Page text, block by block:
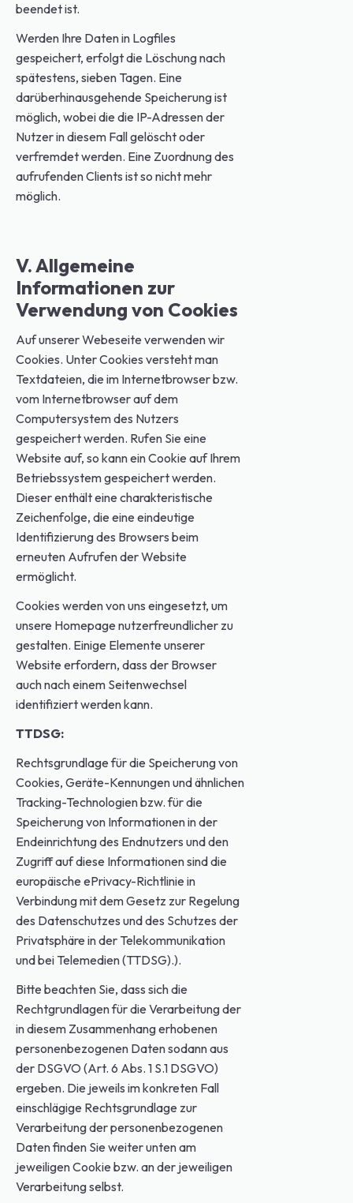
beendet ist.
Werden Ihre Daten in Logfiles
gespeichert, erfolgt die Löschung nach
spätestens, sieben Tagen. Eine
darüberhinausgehende Speicherung ist
möglich, wobei die die IP-Adressen der
Nutzer in diesem Fall gelöscht oder
verfremdet werden. Eine Zuordnung des
aufrufenden Clients ist so nicht mehr
möglich.
V. Allgemeine
Informationen zur
Verwendung von Cookies
Auf unserer Webeseite verwenden wir
Cookies. Unter Cookies versteht man
Textdateien, die im Internetbrowser bzw.
vom Internetbrowser auf dem
Computersystem des Nutzers
gespeichert werden. Rufen Sie eine
Website auf, so kann ein Cookie auf Ihrem
Betriebssystem gespeichert werden.
Dieser enthält eine charakteristische
Zeichenfolge, die eine eindeutige
Identifizierung des Browsers beim
erneuten Aufrufen der Website
ermöglicht.
Cookies werden von uns eingesetzt, um
unsere Homepage nutzerfreundlicher zu
gestalten. Einige Elemente unserer
Website erfordern, dass der Browser
auch nach einem Seitenwechsel
identifiziert werden kann.
TTDSG:
Rechtsgrundlage für die Speicherung von
Cookies, Geräte-Kennungen und ähnlichen
Tracking-Technologien bzw. für die
Speicherung von Informationen in der
Endeinrichtung des Endnutzers und den
Zugriff auf diese Informationen sind die
europäische ePrivacy-Richtlinie in
Verbindung mit dem Gesetz zur Regelung
des Datenschutzes und des Schutzes der
Privatsphäre in der Telekommunikation
und bei Telemedien (TTDSG).).
Bitte beachten Sie, dass sich die
Rechtgrundlagen für die Verarbeitung der
in diesem Zusammenhang erhobenen
personenbezogenen Daten sodann aus
der DSGVO (Art. 6 Abs. 1 S.1 DSGVO)
ergeben. Die jeweils im konkreten Fall
einschlägige Rechtsgrundlage zur
Verarbeitung der personenbezogenen
Daten finden Sie weiter unten am
jeweiligen Cookie bzw. an der jeweiligen
Verarbeitung selbst.